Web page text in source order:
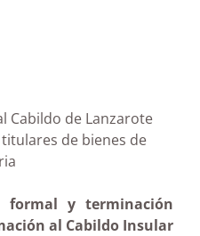
Cabildo de Lanzarote
de bienes de
formal y terminación
al Cabildo Insular